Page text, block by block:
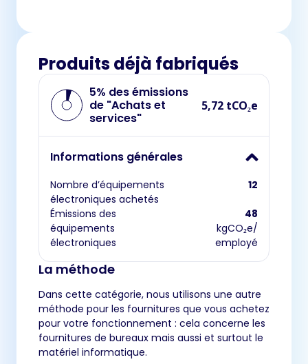
Produits déjà fabriqués
5% des émissions
de "Achats et
services"
5,72 tCO₂e
Informations générales
Nombre d’équipements
électroniques achetés
12
Émissions des
équipements
électroniques
48
kgCO₂e/
employé
La méthode
Dans cette catégorie, nous utilisons une autre
méthode pour les fournitures que vous achetez
pour votre fonctionnement : cela concerne les
fournitures de bureaux mais aussi et surtout le
matériel informatique.